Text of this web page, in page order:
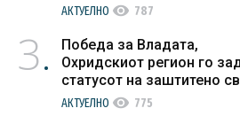
АКТУЕЛНО visibility 787
3
Победа за Владата,
Охридскиот регион го
статусот на заштитено
културно наследство
АКТУЕЛНО visibility 775